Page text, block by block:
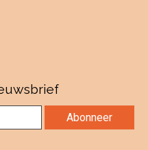
Abonneer